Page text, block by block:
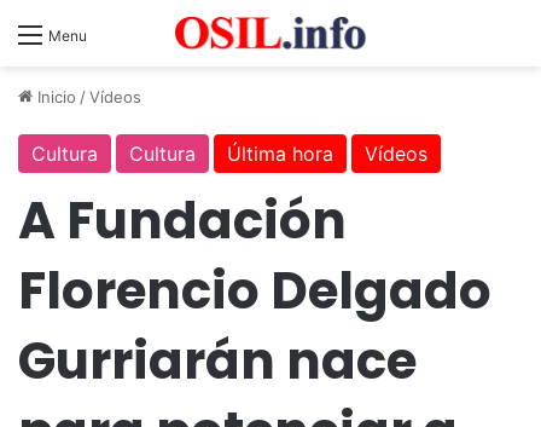
Menu
Inicio /Vídeos
Cultura Cultura Última hora Vídeos
A Fundación
Florencio Delgado
Gurriarán nace